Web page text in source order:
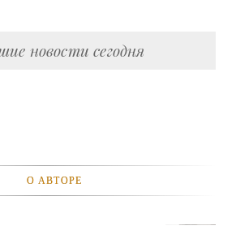
новости сегодня
О АВТОРЕ